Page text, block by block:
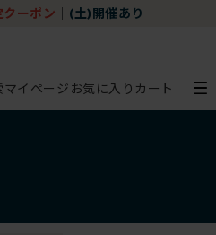
クーポン (土)開催あり
マイページ お気に入り カート